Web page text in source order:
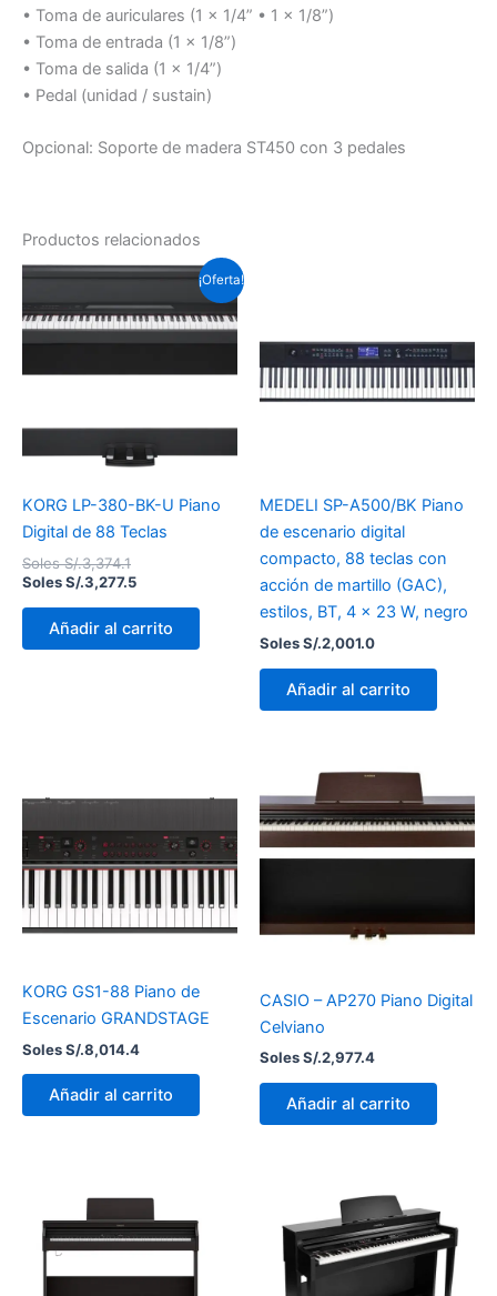
• Toma de auriculares (1 x 1/4” • 1 x 1/8”)
• Toma de entrada (1 x 1/8”)
• Toma de salida (1 x 1/4”)
• Pedal (unidad / sustain)
Opcional: Soporte de madera ST450 con 3 pedales
Productos relacionados
¡Oferta!
KORG LP-380-BK-U Piano
Digital de 88 Teclas
Soles S/.3,374.1
El
original
era:
Soles
Soles S/.3,277.5
El
actual
es:
Soles
Añadir al carrito
MEDELI SP-A500/BK Piano
de escenario digital
compacto, 88 teclas con
acción de martillo (GAC),
estilos, BT, 4 x 23 W, negro
Soles S/.2,001.0
Añadir al carrito
KORG GS1-88 Piano de
Escenario GRANDSTAGE
Soles S/.8,014.4
Añadir al carrito
CASIO – AP270 Piano Digital
Celviano
Soles S/.2,977.4
Añadir al carrito